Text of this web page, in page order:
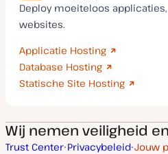
Deploy moeiteloos
websites.
Applicatie Hosting
Database Hosting
Statische Site Hosting
Wij nemen veiligheid
Trust Center Privacybeleid Jouw